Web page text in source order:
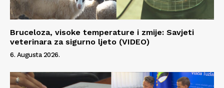
Bruceloza, visoke temperature i zmije: Savjeti
veterinara za sigurno ljeto (VIDEO)
6. Augusta 2026.